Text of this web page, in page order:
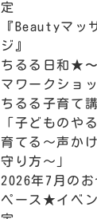
定
『Beautyマッ
ジ』
ちるる日和★
マワークショ
ちるる子育て
「子どものや
育てる～声か
守り方～」
2026年7月のお
ペース★イベ